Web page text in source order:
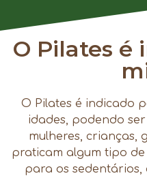
O Pilates é
O Pilates é indicado
idades, podendo
mulheres, crianças,
praticam algum tipo
para os